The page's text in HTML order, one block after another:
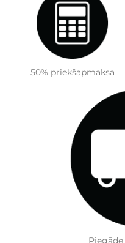
50% priekšapmaksa
Piegāde